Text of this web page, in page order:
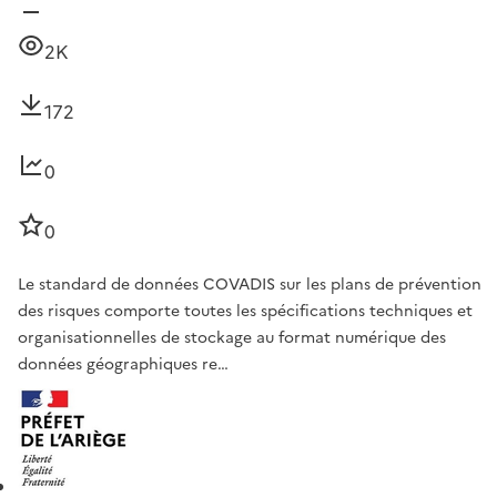
2K
172
0
0
Le standard de données COVADIS sur les plans de prévention
des risques comporte toutes les spécifications techniques et
organisationnelles de stockage au format numérique des
données géographiques re…